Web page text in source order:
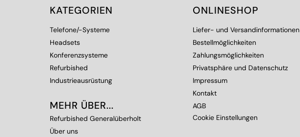
KATEGORIEN
Telefone/-Systeme
Headsets
Konferenzsysteme
Refurbished
Industrieausrüstung
MEHR ÜBER...
Refurbished Generalüberholt
Über uns
ONLINESHOP
Liefer- und Versandinformationen
Bestellmöglichkeiten
Zahlungsmöglichkeiten
Privatsphäre und Datenschutz
Impressum
Kontakt
AGB
Cookie Einstellungen